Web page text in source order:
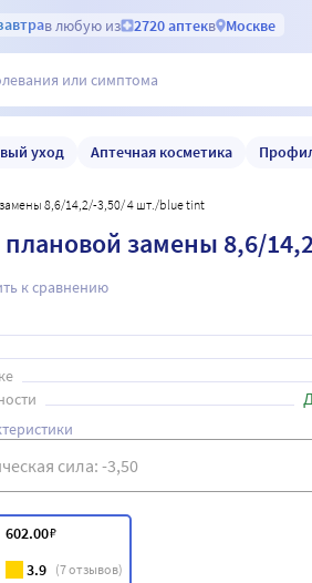
в любую из 2720 аптекв Москве
уход Аптечная косметика
8,6/14,2/-3,50/ 4 шт./blue tint
замены 8,6/
к сравнению
602.00₽
3.9 (7отзывов)